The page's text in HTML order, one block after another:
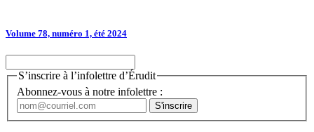
Volume 78, numéro 1, été 2024
S’inscrire à l’infolettre d’Érudit
Abonnez-vous à notre infolettre :